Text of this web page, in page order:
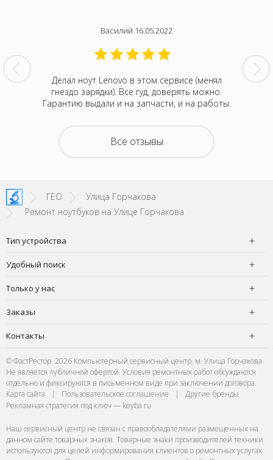
за
Василий 16.05.2022
Делал ноут Lenovo в этом сервисе (менял
гнездо зарядки). Все гуд, доверять можно.
Гарантию выдали и на запчасти, и на работы.
Была
не
Все отзывы
ГЕО
Улица Горчакова
Ремонт ноутбуков на Улице Горчакова
Тип устройства
Удобный поиск
Только у нас
Заказы
Контакты
© ФастРестор. 2026 Компьютерный сервисный центр, м. Улица Горчакова
Не является публичной офертой. Условия ремонтных работ обсуждаются
отдельно и фиксируются в письменном виде при заключении договора.
Карта сайта
| Пользовательское соглашение |
Другие бренды
Рекламная стратегия под ключ — keyba.ru
Наш сервисный центр не связан с правообладателями размещенных на
данном сайте товарных знаков. Товарные знаки производителей техники
используются для целей информирования клиентов о ремонтных услугах